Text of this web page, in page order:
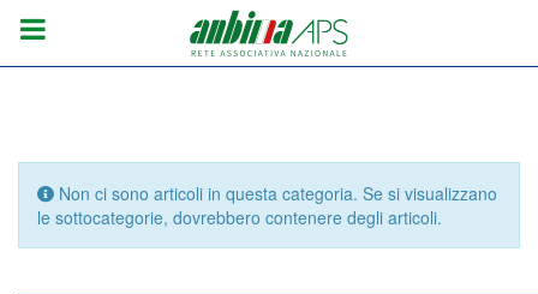
Info
Non ci sono articoli in questa categoria. Se si visualizzano
le sottocategorie, dovrebbero contenere degli articoli.